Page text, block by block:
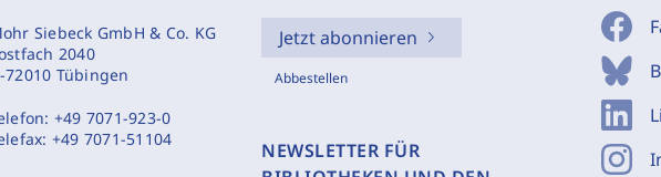
Siebeck GmbH & Co. KG
2040
72010 Tübingen
+49 7071-923-0
+49 7071-51104
Jetzt abonnieren
Abbestellen
NEWSLETTER FÜR